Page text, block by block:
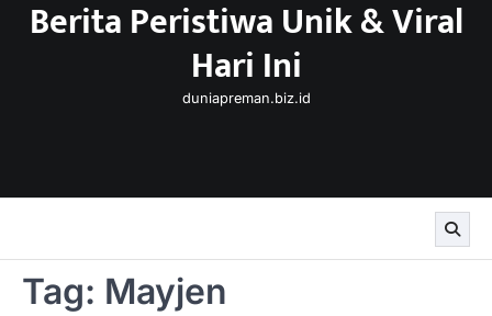
SkipBerita Peristiwa Unik & Viral
Hari Ini
duniapreman.biz.id
Tag: Mayjen